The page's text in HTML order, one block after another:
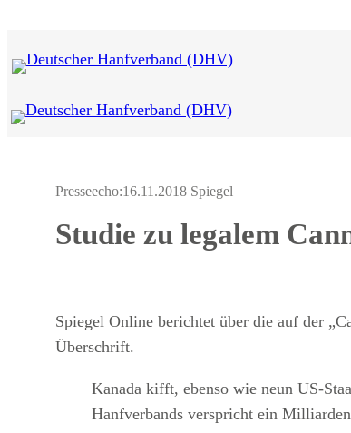
springen
Presseecho:16.11.2018 Spiegel
Studie zu legalem
Spiegel Online berichtet über die auf der
Überschrift.
Kanada kifft, ebenso wie neun US-
Hanfverbands verspricht ein